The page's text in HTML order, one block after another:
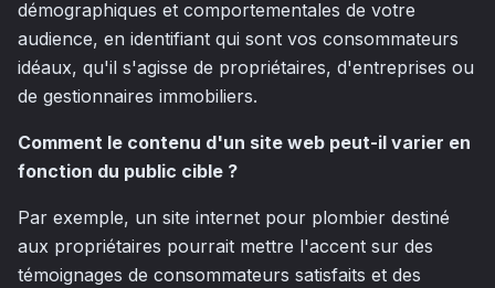
démographiques et comportementales de votre
audience, en identifiant qui sont vos consommateurs
idéaux, qu'il s'agisse de propriétaires, d'entreprises ou
de gestionnaires immobiliers.
Comment le contenu d'un site web peut-il varier en
fonction du public cible ?
Par exemple, un site internet pour plombier destiné
aux propriétaires pourrait mettre l'accent sur des
témoignages de consommateurs satisfaits et des